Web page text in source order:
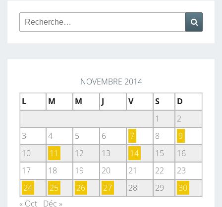
Rechercher :
NOVEMBRE 2014
L
M M J V S
D
1
2
3
4 5 6 7 8
9
10
11 12 13 14 15
16
17
18 19 20 21 22
23
24
25 26 27 28 29
30
« Oct Déc »